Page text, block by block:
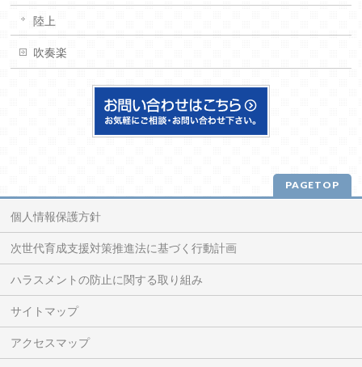
陸上
吹奏楽
PAGETOP
個人情報保護方針
次世代育成支援対策推進法に基づく行動計画
ハラスメントの防止に関する取り組み
サイトマップ
アクセスマップ